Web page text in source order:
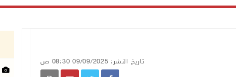
تاريخ النشر: 09/09/2025 08:30 ص